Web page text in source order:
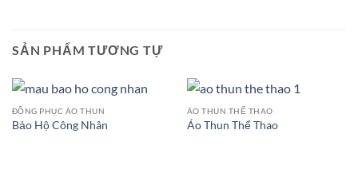
SẢN PHẨM TƯƠNG TỰ
ĐỒNG PHỤC ÁO THUN
Bảo Hộ Công Nhân
ÁO THUN THỂ THAO
Áo Thun Thể Thao